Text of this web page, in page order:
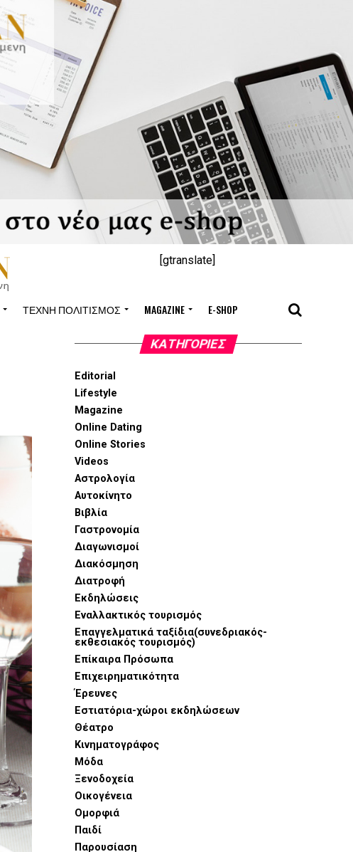
[gtranslate]
ΤΈΧΝΗ ΠΟΛΙΤΙΣΜΌΣ MAGAZINE E-SHOP
KΑΤΗΓΟΡΊΕΣ
Editorial
Lifestyle
Magazine
Online Dating
Online Stories
Videos
Αστρολογία
Αυτοκίνητο
Βιβλία
Γαστρονομία
Διαγωνισμοί
Διακόσμηση
Διατροφή
Εκδηλώσεις
Εναλλακτικός τουρισμός
Επαγγελματικά ταξίδια(συνεδριακός-
εκθεσιακός τουρισμός)
Επίκαιρα Πρόσωπα
Επιχειρηματικότητα
Έρευνες
Εστιατόρια-χώροι εκδηλώσεων
Θέατρο
Κινηματογράφος
Μόδα
Ξενοδοχεία
Οικογένεια
Ομορφιά
Παιδί
Παρουσίαση